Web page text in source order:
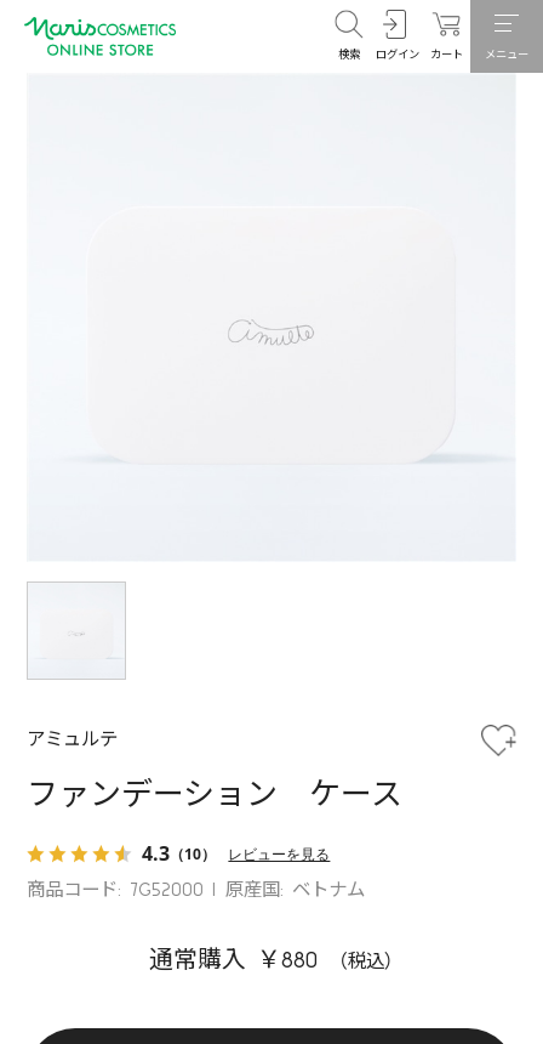
検索 ログイン カート メニュー
アミュルテ
ファンデーション ケース
4.3 （10） レビューを見る
商品コード: 7G52000 原産国: ベトナム
通常購入 ￥880